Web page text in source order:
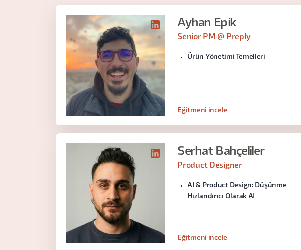
Ayhan Epik
Senior PM @ Preply
Ürün Yönetimi Temelleri
Eğitmeni incele
Serhat Bahçeliler
Product Designer
AI & Product Design: Düşünme
Hızlandırıcı Olarak AI
Eğitmeni incele